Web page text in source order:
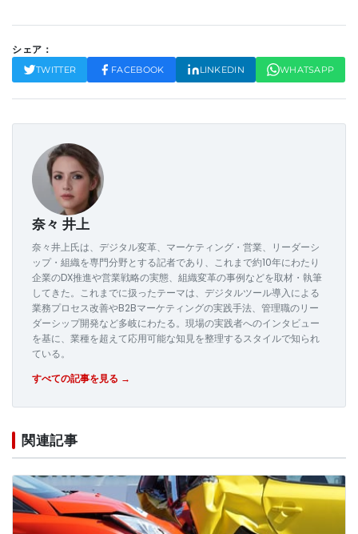
シェア：
TWITTER FACEBOOK LINKEDIN WHATSAPP
奈々 井上
奈々井上氏は、デジタル変革、マーケティング・営業、リーダーシ
ップ・組織を専門分野とする記者であり、これまで約10年にわたり
企業のDX推進や営業戦略の実態、組織変革の事例などを取材・執筆
してきた。これまでに扱ったテーマは、デジタルツール導入による
業務プロセス改善やB2Bマーケティングの実践手法、管理職のリー
ダーシップ開発など多岐にわたる。現場の実践者へのインタビュー
を基に、業種を超えて応用可能な知見を整理するスタイルで知られ
ている。
すべての記事を見る →
関連記事